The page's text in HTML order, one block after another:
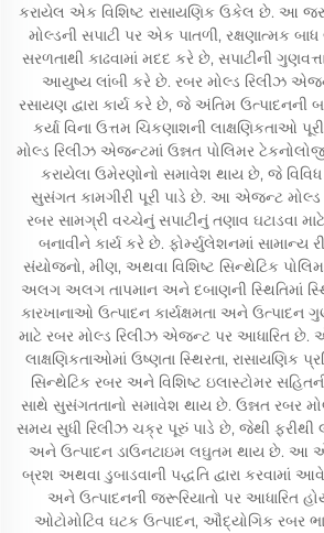
કરાયેલ એક વિશિષ્ટ રાસાયણિક ઉકેલ છે. આ
મોલ્ડની સપાટી પર એક પાતળી, રક્ષણાત્મક
સરળતાથી કાઢવામાં મદદ કરે છે, સપાટીની
આયુષ્ય લાંબી કરે છે. રબર મોલ્ડ રિલીઝ
રસાયણ દ્વારા કાર્ય કરે છે, જે અંતિમ
કર્યા વિના ઉત્તમ ચિકણાશની લાક્ષણિકતાઓ
મોલ્ડ રિલીઝ એજન્ટમાં ઉન્નત પોલિમર
કરાયેલા ઉમેરણોનો સમાવેશ થાય છે, જે વિવિધ
સુસંગત કામગીરી પૂરી પાડે છે. આ એજન્ટ
રબર સામગ્રી વચ્ચેનું સપાટીનું તણાવ ઘટાડવા
બનાવીને કાર્ય કરે છે. ફોર્મ્યુલેશનમાં સામાન્ય
સંયોજનો, મીણ, અથવા વિશિષ્ટ સિન્થેટિક
અલગ અલગ તાપમાન અને દબાણની સ્થિતિમાં
કારખાનાઓ ઉત્પાદન કાર્યક્ષમતા અને ઉત્પાદન
માટે રબર મોલ્ડ રિલીઝ એજન્ટ પર આધારિત છે.
લાક્ષણિકતાઓમાં ઉષ્ણતા સ્થિરતા, રાસાયણિક
સિન્થેટિક રબર અને વિશિષ્ટ ઇલાસ્ટોમર
સાથે સુસંગતતાનો સમાવેશ થાય છે. ઉન્નત રબર
સમય સુધી રિલીઝ ચક્ર પૂરું પાડે છે, જેથી ફરીથી
અને ઉત્પાદન ડાઉનટાઇમ લઘુતમ થાય છે. આ
બ્રશ અથવા ડુબાડવાની પદ્ધતિ દ્વારા કરવામાં
અને ઉત્પાદનની જરૂરિયાતો પર આધારિત
ઓટોમોટિવ ઘટક ઉત્પાદન, ઔદ્યોગિક રબર